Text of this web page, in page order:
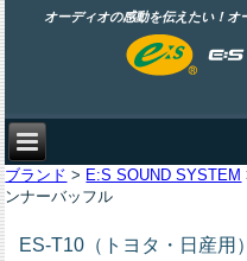
オーディオの感動を伝えたい！オ
ブランド > E:S SOUND SYSTEM
ンナーバッフル
ES-T10（トヨタ・日産用